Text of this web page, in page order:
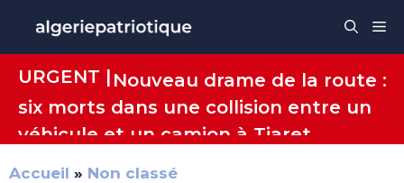
contenu
URGENT | Nouveau drame de la route :
six morts dans une collision entre un
véhicule et un camion à Tiaret
Accueil » Non classé